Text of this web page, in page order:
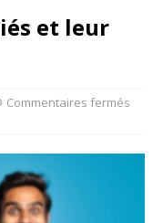
et leur
Commentaires fermés